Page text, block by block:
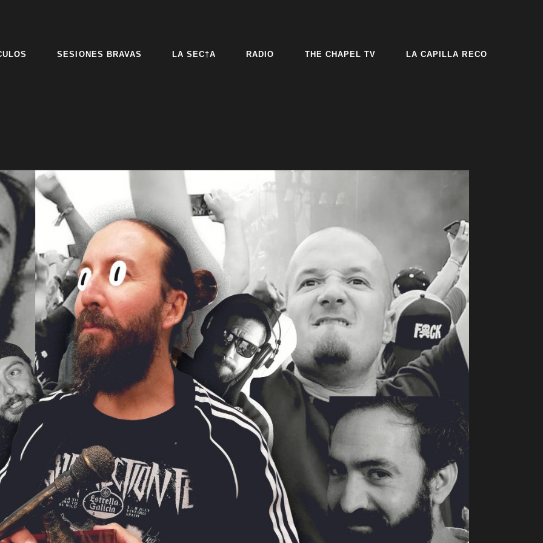
SESIONES BRAVAS LA SEC†A RADIO THE CHAPEL TV LA CAPILLA RECO